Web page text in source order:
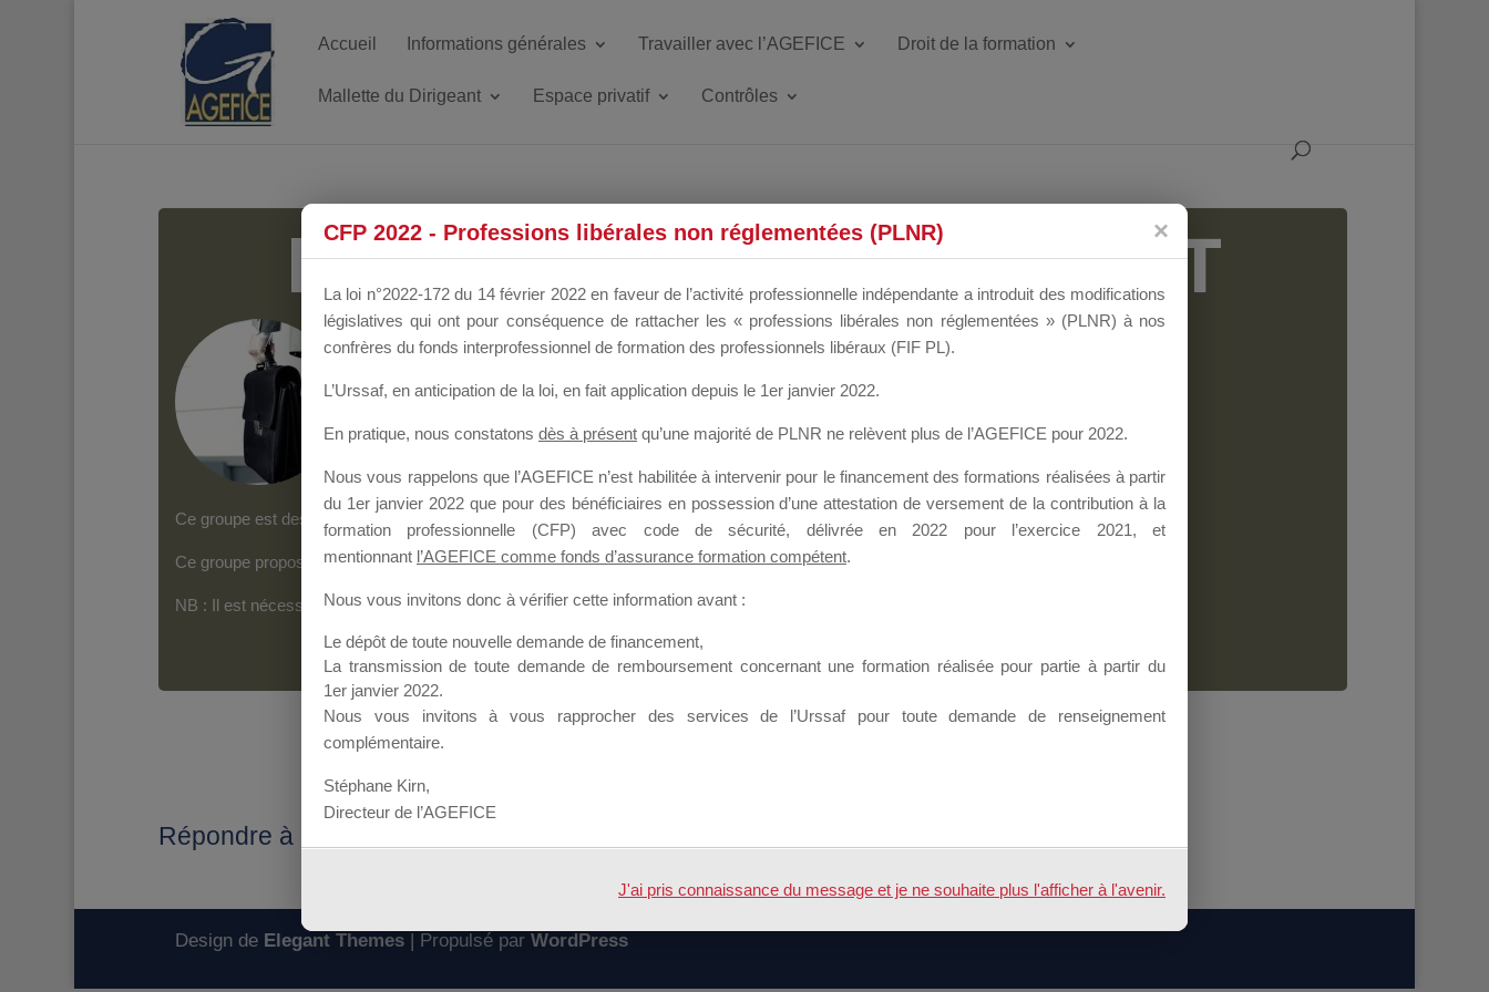
Accueil Informations générales Travailler avec l’AGEFICE Droit de la formation
Mallette du Dirigeant Espace privatif Contrôles
MALLETTE DU DIRIGEANT
Groupe Public il y a un mois
Ce groupe est destiné aux Organismes de Formation qui souhaitent répondre à l’Appel à Propositions Mallette du Dirigeant.
Ce groupe propose un forum dédié au support sur lequel il est possible de laisser un message ou poser une question.
NB : Il est nécessaire d’êtreinscrit(e)pour pouvoir rejoindre ce groupe
Répondre à : SAISIE DES SESSIONS
Design de Elegant Themes| Propulsé par WordPress
CFP 2022 - Professions libérales non réglementées (PLNR)
La loi n°2022-172 du 14 février 2022 en faveur de l’activité professionnelle indépendante a introduit des modifications
législatives qui ont pour conséquence de rattacher les « professions libérales non réglementées » (PLNR) à nos
confrères du fonds interprofessionnel de formation des professionnels libéraux (FIF PL).
L’Urssaf, en anticipation de la loi, en fait application depuis le 1er janvier 2022.
En pratique, nous constatons dès à présent qu’une majorité de PLNR ne relèvent plus de l’AGEFICE pour 2022.
Nous vous rappelons que l’AGEFICE n’est habilitée à intervenir pour le financement des formations réalisées à partir
du 1er janvier 2022 que pour des bénéficiaires en possession d’une attestation de versement de la contribution à la
formation professionnelle (CFP) avec code de sécurité, délivrée en 2022 pour l’exercice 2021, et
mentionnant l’AGEFICE comme fonds d’assurance formation compétent.
Nous vous invitons donc à vérifier cette information avant :
Le dépôt de toute nouvelle demande de financement,
La transmission de toute demande de remboursement concernant une formation réalisée pour partie à partir du
1er janvier 2022.
Nous vous invitons à vous rapprocher des services de l’Urssaf pour toute demande de renseignement
complémentaire.
Stéphane Kirn,
Directeur de l’AGEFICE
J'ai pris connaissance du message et je ne souhaite plus l'afficher à l'avenir.